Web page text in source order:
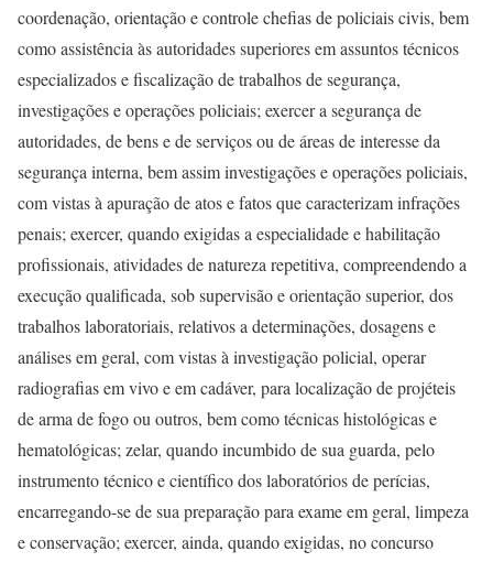
coordenação, orientação e controle chefias de policiais civis, bem
como assistência às autoridades superiores em assuntos técnicos
especializados e fiscalização de trabalhos de segurança,
investigações e operações policiais; exercer a segurança de
autoridades, de bens e de serviços ou de áreas de interesse da
segurança interna, bem assim investigações e operações policiais,
com vistas à apuração de atos e fatos que caracterizam infrações
penais; exercer, quando exigidas a especialidade e habilitação
profissionais, atividades de natureza repetitiva, compreendendo a
execução qualificada, sob supervisão e orientação superior, dos
trabalhos laboratoriais, relativos a determinações, dosagens e
análises em geral, com vistas à investigação policial, operar
radiografias em vivo e em cadáver, para localização de projéteis
de arma de fogo ou outros, bem como técnicas histológicas e
hematológicas; zelar, quando incumbido de sua guarda, pelo
instrumento técnico e científico dos laboratórios de perícias,
encarregando-se de sua preparação para exame em geral, limpeza
e conservação; exercer, ainda, quando exigidas, no concurso